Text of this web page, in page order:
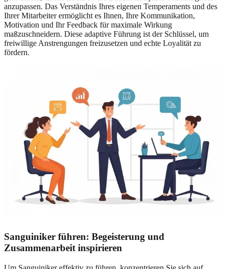
anzupassen. Das Verständnis Ihres eigenen Temperaments und des
Ihrer Mitarbeiter ermöglicht es Ihnen, Ihre Kommunikation,
Motivation und Ihr Feedback für maximale Wirkung
maßzuschneidern. Diese adaptive Führung ist der Schlüssel, um
freiwillige Anstrengungen freizusetzen und echte Loyalität zu
fördern.
Sanguiniker führen: Begeisterung und
Zusammenarbeit inspirieren